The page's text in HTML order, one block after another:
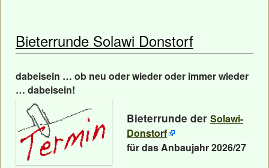
Bieterrunde Solawi Donstorf
dabeisein … ob neu oder wieder oder immer wieder
… dabeisein!
Bieterrunde der Solawi-
Donstorf
für das Anbaujahr 2026/27